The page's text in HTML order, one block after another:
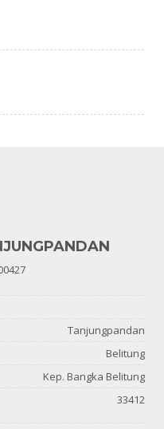
Tanjungpandan
Belitung
Kep. Bangka Belitung
33412